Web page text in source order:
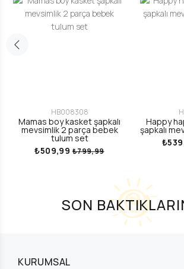
HB008308
Mamas boy kasket şapkalı
mevsimlik 2 parça bebek
tulum set
₺509,99₺799,99
Happy
şapkalı
SON
KURUMSAL